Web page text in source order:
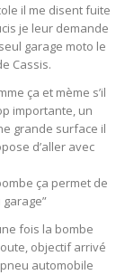
il me disent fuite
je leur demande
garage moto le
Cassis.
ça et mème s’il
importante, un
grande surface il
d’aller avec
ça permet de
fois la bombe
objectif arrivé
automobile